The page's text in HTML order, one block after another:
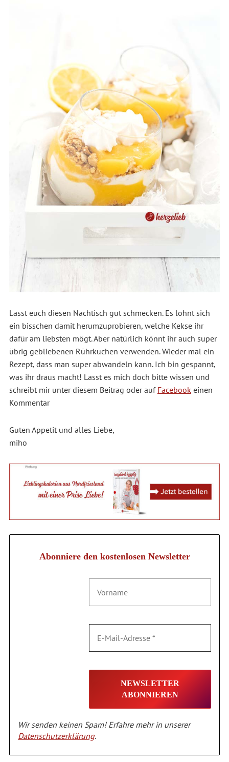
Lasst euch diesen Nachtisch gut schmecken. Es lohnt sich
ein bisschen damit herumzuprobieren, welche Kekse ihr
dafür am liebsten mögt. Aber natürlich könnt ihr auch super
übrig gebliebenen Rührkuchen verwenden. Wieder mal ein
Rezept, dass man super abwandeln kann. Ich bin gespannt,
was ihr draus macht! Lasst es mich doch bitte wissen und
schreibt mir unter diesem Beitrag oder auf Facebook einen
Kommentar
Guten Appetit und alles Liebe,
miho
Abonniere den kostenlosen Newsletter
Wir senden keinen Spam! Erfahre mehr in unserer
Datenschutzerklärung.
Alternative: